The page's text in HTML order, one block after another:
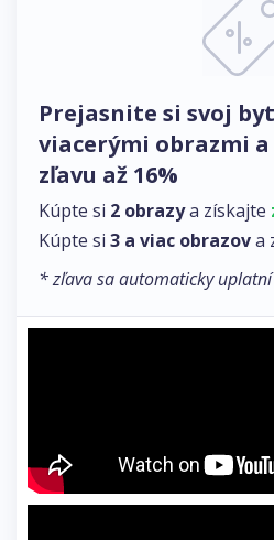
Prejasnite si svoj byt
viacerými obrazmi
zľavu až 16%
Kúpte si 2 obrazya získajte
Kúpte si 3 a viac obrazova
* zľava sa automaticky